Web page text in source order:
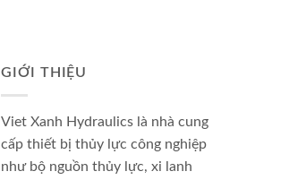
GIỚI THIỆU
Viet Xanh Hydraulics là nhà cung
cấp thiết bị thủy lực công nghiệp
như bộ nguồn thủy lực, xi lanh